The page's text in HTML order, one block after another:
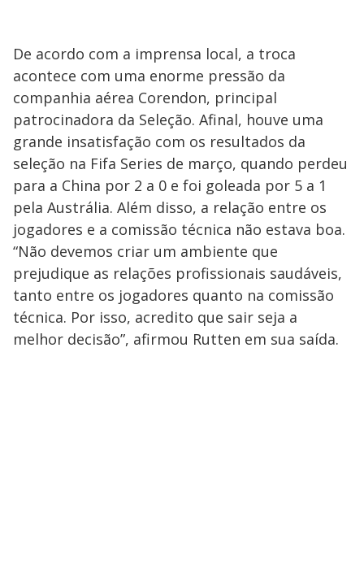
De acordo com a imprensa local, a troca
acontece com uma enorme pressão da
companhia aérea Corendon, principal
patrocinadora da Seleção. Afinal, houve uma
grande insatisfação com os resultados da
seleção na Fifa Series de março, quando perdeu
para a China por 2 a 0 e foi goleada por 5 a 1
pela Austrália. Além disso, a relação entre os
jogadores e a comissão técnica não estava boa.
“Não devemos criar um ambiente que
prejudique as relações profissionais saudáveis,
tanto entre os jogadores quanto na comissão
técnica. Por isso, acredito que sair seja a
melhor decisão”, afirmou Rutten em sua saída.